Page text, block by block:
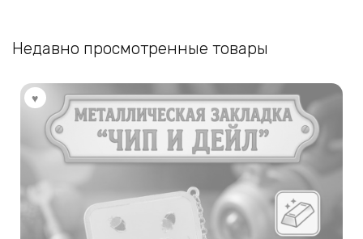
Недавно просмотренные товары